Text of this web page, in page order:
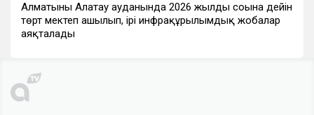
Алматының Алатау ауданында 2026 жылдың соңына дейін
төрт мектеп ашылып, ірі инфрақұрылымдық жобалар
аяқталады